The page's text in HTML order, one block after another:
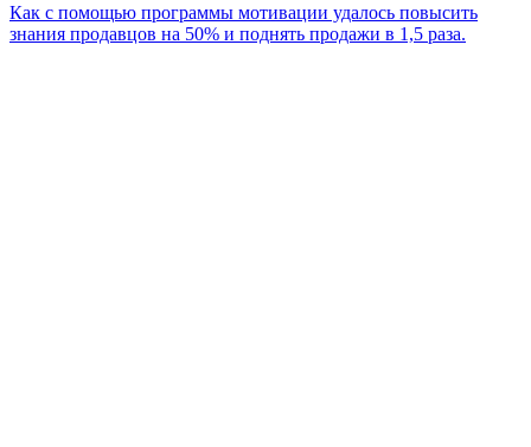
Как с помощью программы мотивации удалось повысить
знания продавцов на 50% и поднять продажи в 1,5 раза.